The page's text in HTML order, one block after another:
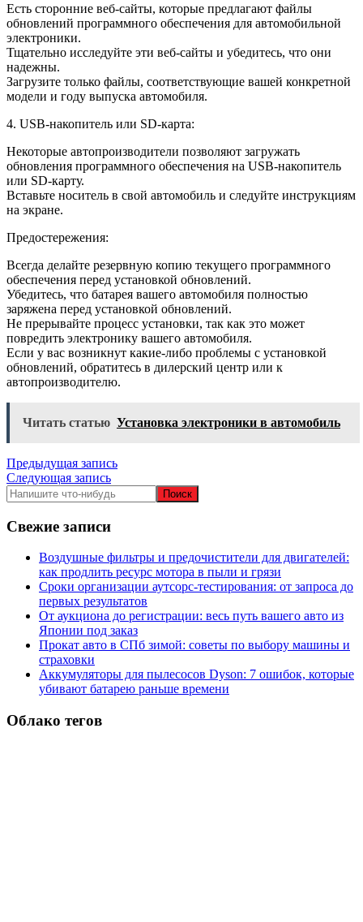
Есть сторонние веб-сайты, которые предлагают файлы
обновлений программного обеспечения для автомобильной
электроники.
Тщательно исследуйте эти веб-сайты и убедитесь, что они
надежны.
Загрузите только файлы, соответствующие вашей конкретной
модели и году выпуска автомобиля.
4. USB-накопитель или SD-карта:
Некоторые автопроизводители позволяют загружать
обновления программного обеспечения на USB-накопитель
или SD-карту.
Вставьте носитель в свой автомобиль и следуйте инструкциям
на экране.
Предостережения:
Всегда делайте резервную копию текущего программного
обеспечения перед установкой обновлений.
Убедитесь, что батарея вашего автомобиля полностью
заряжена перед установкой обновлений.
Не прерывайте процесс установки, так как это может
повредить электронику вашего автомобиля.
Если у вас возникнут какие-либо проблемы с установкой
обновлений, обратитесь в дилерский центр или к
автопроизводителю.
Читать статью Установка электроники в автомобиль
Навигация
по
записям
Предыдущая запись
Следующая запись
Свежие записи
Воздушные фильтры и предочистители для двигателей:
как продлить ресурс мотора в пыли и грязи
Сроки организации аутсорс‑тестирования: от запроса до
первых результатов
От аукциона до регистрации: весь путь вашего авто из
Японии под заказ
Прокат авто в СПб зимой: советы по выбору машины и
страховки
Аккумуляторы для пылесосов Dyson: 7 ошибок, которые
убивают батарею раньше времени
Облако тегов